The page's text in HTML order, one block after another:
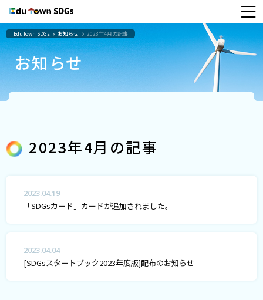
EduTown SDGs お知らせ 2023年4月の記事
お知らせ
2023年4月の記事
2023.04.19
「SDGsカード」カードが追加されました。
2023.04.04
[SDGsスタートブック2023年度版]配布のお知らせ